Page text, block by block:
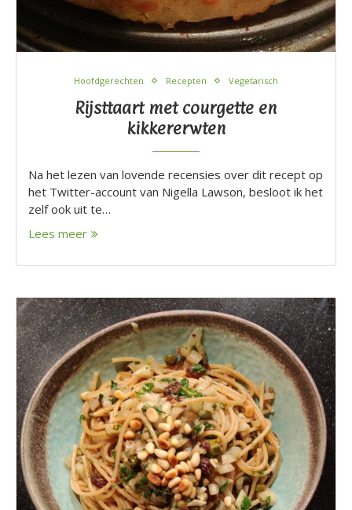
Hoofdgerechten Recepten Vegetarisch
Rijsttaart met courgette en
kikkererwten
Na het lezen van lovende recensies over dit recept op
het Twitter-account van Nigella Lawson, besloot ik het
zelf ook uit te…
Lees meer